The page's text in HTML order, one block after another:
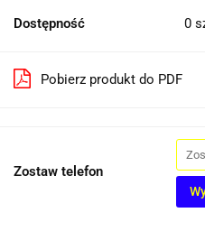
Dostępność 0
Pobierz produkt do PDF
Zostaw telefon